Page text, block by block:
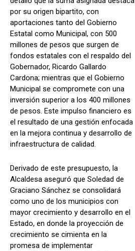
por su origen bipartito, con
aportaciones tanto del Gobierno
Estatal como Municipal, con 500
millones de pesos que surgen de
fondos estatales con el respaldo del
Gobernador, Ricardo Gallardo
Cardona; mientras que el Gobierno
Municipal se compromete con una
inversión superior a los 400 millones
de pesos. Este impulso financiero es
el resultado de una gestión enfocada
en la mejora continua y desarrollo de
infraestructura de calidad.
Derivado de este presupuesto, la
Alcaldesa aseguró que Soledad de
Graciano Sánchez se consolidará
como uno de los municipios con
mayor crecimiento y desarrollo en el
Estado, en donde la proyección de
crecimiento se cimienta en la
promesa de implementar